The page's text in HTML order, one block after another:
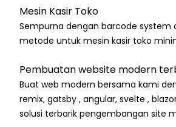
Mesin Kasir Toko
Sempurna dengan barcode system
metode untuk mesin kasir toko
Pembuatan website modern
Buat web modern bersama kami
remix, gatsby , angular, svelte ,
solusi terbarik pengembangan site